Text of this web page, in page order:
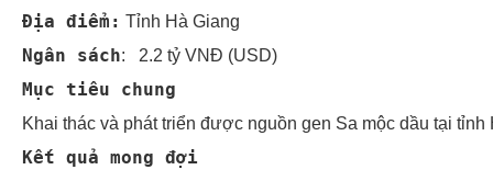
Địa điểm: Tỉnh Hà Giang
Ngân sách: 2.2 tỷ VNĐ (USD)
Mục tiêu chung
Khai thác và phát triển được nguồn gen Sa mộc dầu tại tỉnh
Kết quả mong đợi